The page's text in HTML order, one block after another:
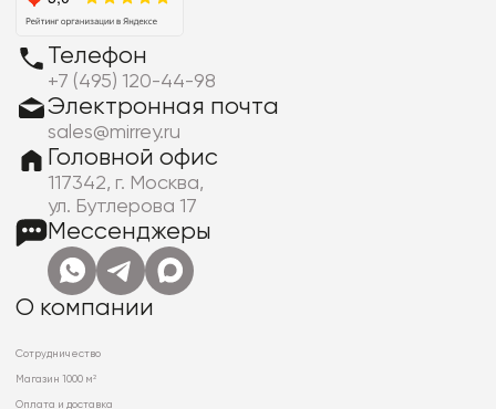
Телефон
+7 (495) 120-44-98
Электронная почта
sales@mirrey.ru
Головной офис
117342, г. Москва,
ул. Бутлерова 17
Мессенджеры
О компании
Сотрудничество
Магазин 1000 м²
Оплата и доставка